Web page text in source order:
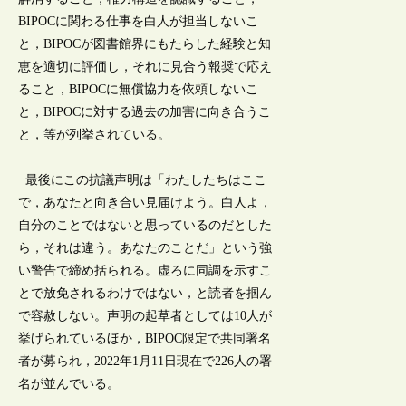
BIPOCに関わる仕事を白人が担当しないこ
と，BIPOCが図書館界にもたらした経験と知
恵を適切に評価し，それに見合う報奨で応え
ること，BIPOCに無償協力を依頼しないこ
と，BIPOCに対する過去の加害に向き合うこ
と，等が列挙されている。
最後にこの抗議声明は「わたしたちはここ
で，あなたと向き合い見届けよう。白人よ，
自分のことではないと思っているのだとした
ら，それは違う。あなたのことだ」という強
い警告で締め括られる。虚ろに同調を示すこ
とで放免されるわけではない，と読者を掴ん
で容赦しない。声明の起草者としては10人が
挙げられているほか，BIPOC限定で共同署名
者が募られ，2022年1月11日現在で226人の署
名が並んでいる。